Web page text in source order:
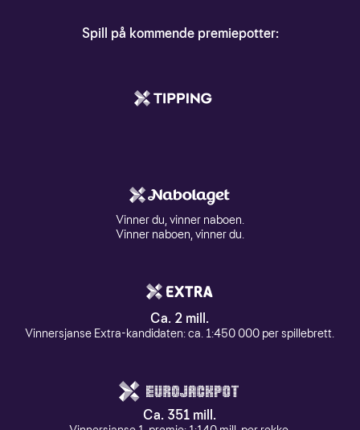
Spill på kommende premiepotter:
Vinner du, vinner naboen.
Vinner naboen, vinner du.
Ca. 2 mill.
Vinnersjanse Extra-kandidaten: ca. 1:450 000 per spillebrett.
Ca. 351 mill.